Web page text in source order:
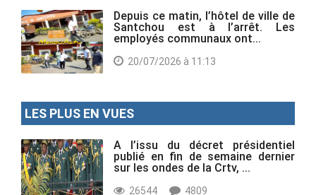
Depuis ce matin, l’hôtel de ville de
Santchou est à l’arrêt. Les
employés communaux ont...
20/07/2026 à 11:13
LES PLUS EN VUES
A l’issu du décret présidentiel
publié en fin de semaine dernier
sur les ondes de la Crtv, ...
26544 4809